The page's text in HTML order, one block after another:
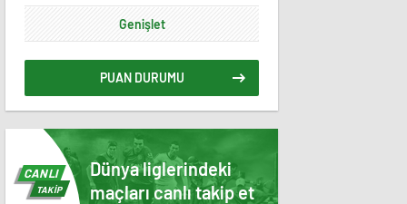
Genişlet
PUAN DURUMU
Dünya liglerindeki
maçları canlı takip et
CANLI
TAKİP